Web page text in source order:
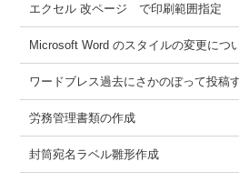
エクセル 改ページ で印刷範囲指定
Microsoft Word のスタイルの変更につ
ワードブレス過去にさかのぼって投稿す
労務管理書類の作成
封筒宛名ラベル雛形作成